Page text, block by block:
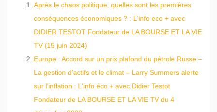
Après le chaos politique, quelles sont les premières
conséquences économiques ? : L'info eco + avec
DIDIER TESTOT Fondateur de LA BOURSE ET LA VIE
TV (15 juin 2024)
Europe : Accord sur un prix plafond du pétrole Russe –
La gestion d’actifs et le climat – Larry Summers alerte
sur l’inflation : L'info éco + avec Didier Testot
Fondateur de LA BOURSE ET LA VIE TV du 4